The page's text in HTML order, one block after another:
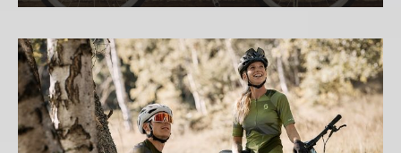
vélos
trois
roues
électriques
CENTRE